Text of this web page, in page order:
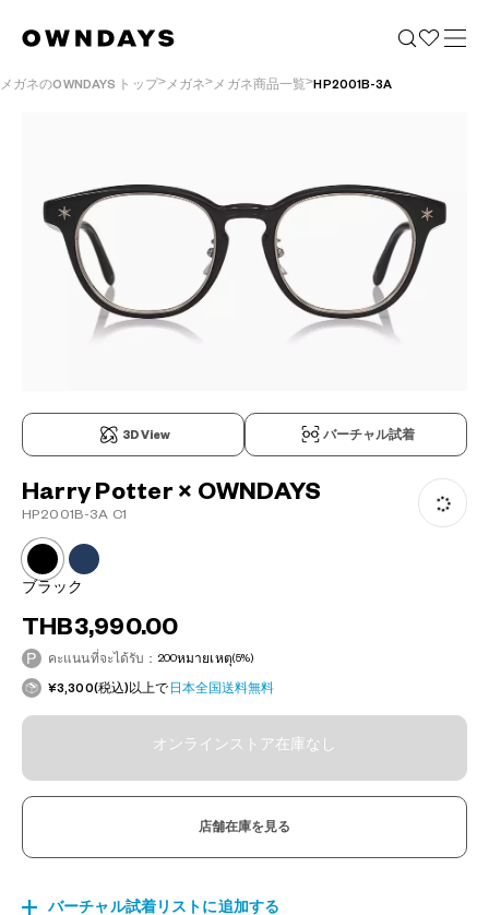
メガネのOWNDAYS トップ メガネ メガネ商品一覧 HP2001B-3A
3D View バーチャル試着
Harry Potter × OWNDAYS
HP2001B-3A C1
ブラック
THB3,990.00
คะแนนที่จะได้รับ： 200หมายเหตุ(5%)
¥3,300(税込)以上で 日本全国送料無料
オンラインストア在庫なし
店舗在庫を見る
バーチャル試着リストに追加する